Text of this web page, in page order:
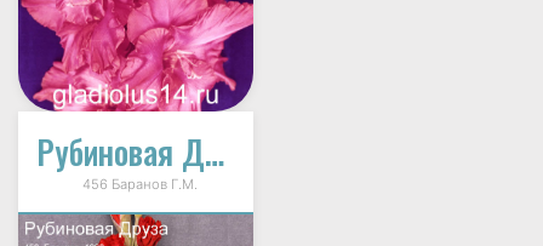
Рубиновая Друза
456 Баранов Г.М.